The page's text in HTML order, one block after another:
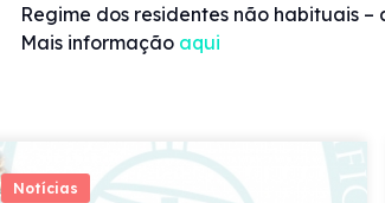
Regime dos residentes não habituais
Mais informação aqui
Notícias